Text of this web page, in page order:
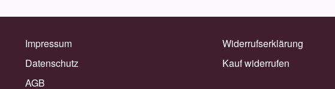
Impressum
Datenschutz
AGB
Widerrufserklärung
Kauf widerrufen